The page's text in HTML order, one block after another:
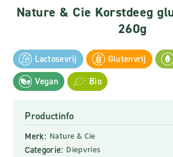
Nature & Cie Korstdeeg
260g
Lactosevrij Glutenvrij
Vegan
Bio
Productinfo
Merk: Nature & Cie
Categorie: Diepvries